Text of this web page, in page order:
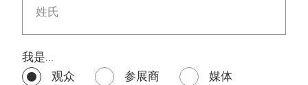
姓氏
我是...
观众
参展商
媒体